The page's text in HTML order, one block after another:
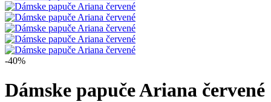
-40%
Dámske papuče Ariana červené